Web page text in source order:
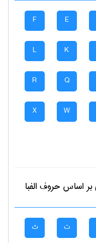
E
F
K
L
Q
R
W
X
بر اساس حروف الفبا
ت ث